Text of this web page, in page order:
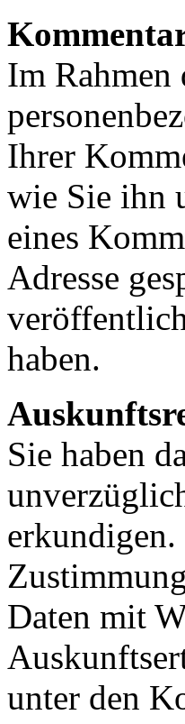
Im
Ihrer
wie Sie ihn
eines
Adresse
haben.
Sie haben
erkundigen.
Daten mit
unter den